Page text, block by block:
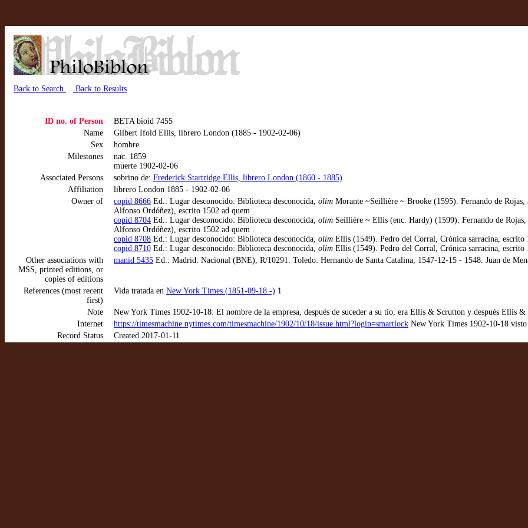
Back to Search Back to Results
ID no. of Person
BETA bioid 7455
Name
Gilbert Ifold Ellis, librero London (1885 - 1902-02-06)
Sex
hombre
Milestones
nac. 1859
muerte 1902-02-06
Associated Persons
sobrino de: Frederick Startridge Ellis, librero London (1860 - 1885)
Affiliation
librero London 1885 - 1902-02-06
Owner of
copid 8666 Ed.: Lugar desconocido: Biblioteca desconocida, olim Morante ~Seillière ~ Brooke (1595). Fernando de
Alfonso Ordóñez), escrito 1502 ad quem .
copid 8704 Ed.: Lugar desconocido: Biblioteca desconocida, olim Seillière ~ Ellis (enc. Hardy) (1599). Fernando de
Alfonso Ordóñez), escrito 1502 ad quem .
copid 8708 Ed.: Lugar desconocido: Biblioteca desconocida, olim Ellis (1549). Pedro del Corral, Crónica sarracina, escrito
copid 8710 Ed.: Lugar desconocido: Biblioteca desconocida, olim Ellis (1549). Pedro del Corral, Crónica sarracina, escrito
Other associations with
MSS, printed editions, or
copies of editions
manid 5435 Ed.: Madrid: Nacional (BNE), R/10291. Toledo: Hernando de Santa Catalina, 1547-12-15 - 1548. Juan de
References (most recent
first)
Vida tratada en New York Times (1851-09-18 -) 1
Note
New York Times 1902-10-18: El nombre de la empresa, después de suceder a su tío, era Ellis & Scrutton y después Ellis
Internet
https://timesmachine.nytimes.com/timesmachine/1902/10/18/issue.html?login=smartlock New York Times 1902-10-18 visto
Record Status
Created 2017-01-11